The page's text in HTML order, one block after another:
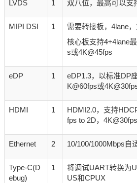
LVDS 1 双八位，最高可以支
MIPI DSI 1
需要转接板，4lane
核心板支持4+4lane
s或4K@45fps
eDP 1
eDP1.3，以标准DP
K@60fps或
HDMI 1
HDMI2.0，支持
fps to 2D，
Ethernet 2 10/100/1000Mbps自
Type-C(D
ebug)
1
将调试UART转换为
US和CPUX